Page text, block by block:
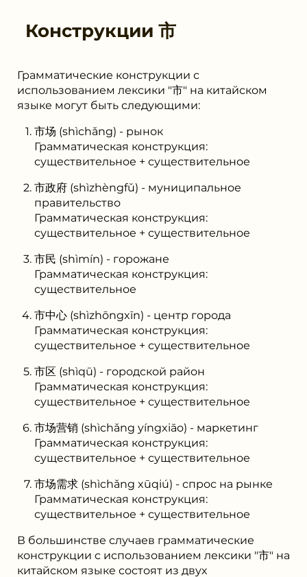
Конструкции 市
Грамматические конструкции с
использованием лексики "市" на китайском
языке могут быть следующими:
市场 (shìchǎng) - рынок
Грамматическая конструкция:
существительное + существительное
市政府 (shìzhèngfǔ) - муниципальное
правительство
Грамматическая конструкция:
существительное + существительное
市民 (shìmín) - горожане
Грамматическая конструкция:
существительное
市中心 (shìzhōngxīn) - центр города
Грамматическая конструкция:
существительное + существительное
市区 (shìqū) - городской район
Грамматическая конструкция:
существительное + существительное
市场营销 (shìchǎng yíngxiāo) - маркетинг
Грамматическая конструкция:
существительное + существительное
市场需求 (shìchǎng xūqiú) - спрос на рынке
Грамматическая конструкция:
существительное + существительное
В большинстве случаев грамматические
конструкции с использованием лексики "市" на
китайском языке состоят из двух